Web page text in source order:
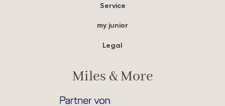
Service
my junior
Legal
Miles & More